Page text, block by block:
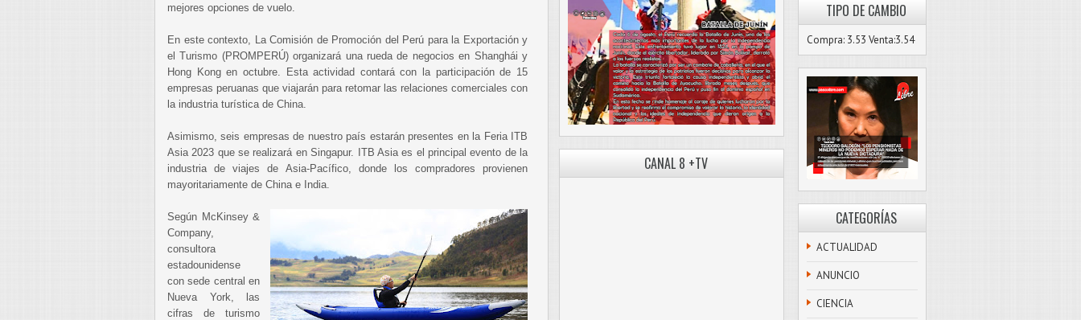
mejores opciones de vuelo.
En este contexto, La Comisión de Promoción del Perú para la Exportación y
el Turismo (PROMPERÚ) organizará una rueda de negocios en Shanghái y
Hong Kong en octubre. Esta actividad contará con la participación de 15
empresas peruanas que viajarán para retomar las relaciones comerciales con
la industria turística de China.
Asimismo, seis empresas de nuestro país estarán presentes en la Feria ITB
Asia 2023 que se realizará en Singapur. ITB Asia es el principal evento de la
industria de viajes de Asia-Pacífico, donde los compradores provienen
mayoritariamente de China e India.
Según McKinsey &
Company,
consultora
estadounidense
con sede central en
Nueva York, las
cifras de turismo
CANAL 8 +TV
TIPO DE CAMBIO
Compra: 3.53 Venta:3.54
CATEGORÍAS
ACTUALIDAD
ANUNCIO
CIENCIA